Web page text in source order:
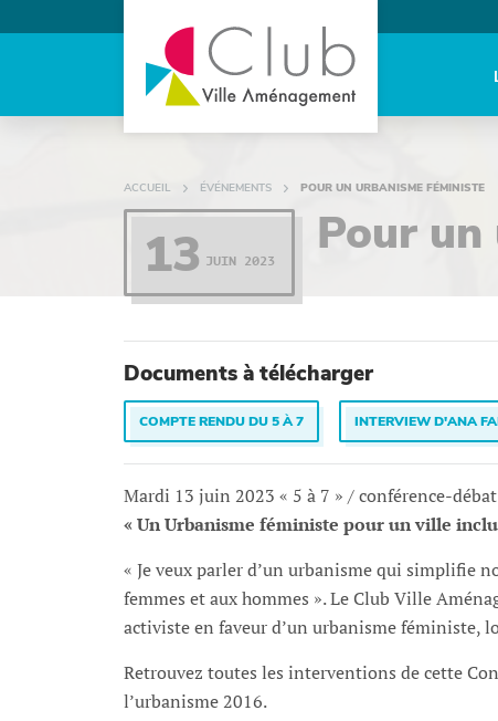
ACCUEIL ÉVÉNEMENTS POUR UN URBANISME FÉMINISTE
13 JUIN 2023 Pour
Documents à télécharger
COMPTE RENDU DU 5 À 7 INTERVIEW D'ANA
Mardi 13 juin 2023 « 5 à 7 » / conférence-débat
« Un Urbanisme féministe pour un ville
« Je veux parler d’un urbanisme qui simplifie
femmes et aux hommes ». Le Club Ville
activiste en faveur d’un urbanisme féministe,
Retrouvez toutes les interventions de cette
l’urbanisme 2016.